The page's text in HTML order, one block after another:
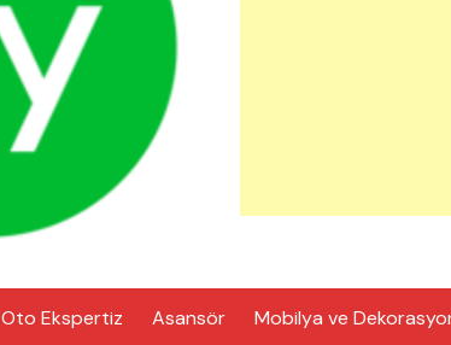
Oto Ekspertiz Asansör Mobilya ve